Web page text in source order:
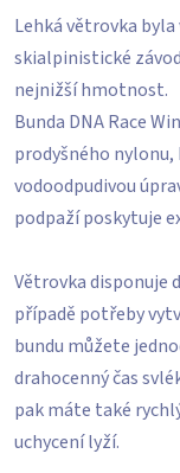
Lehká větrovka
skialpinistické
nejnižší hmotnost.
Bunda DNA Race
prodyšného
vodoodpudivou
podpaží poskytuje
Větrovka disponuje
případě potřeby
bundu můžete
drahocenný čas
pak máte také
uchycení lyží.